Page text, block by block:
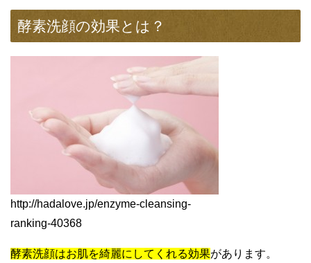
酵素洗顔の効果とは？
http://hadalove.jp/enzyme-cleansing-
ranking-40368
酵素洗顔はお肌を綺麗にしてくれる効果があります。